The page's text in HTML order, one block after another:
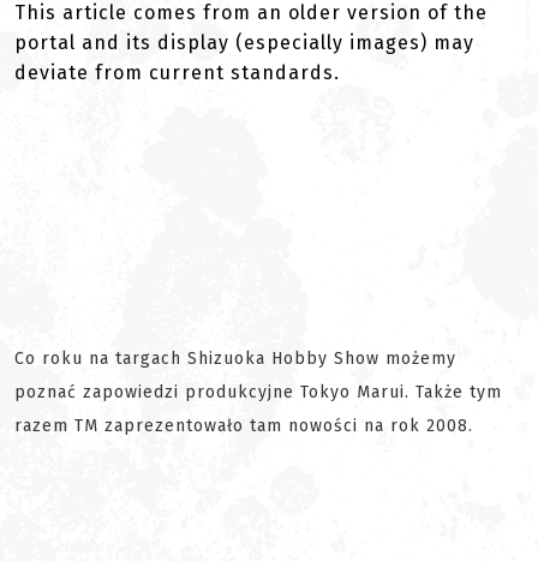
This article comes from an older version of the
portal and its display (especially images) may
deviate from current standards.
Co roku na targach Shizuoka Hobby Show możemy
poznać zapowiedzi produkcyjne Tokyo Marui. Także tym
razem TM zaprezentowało tam nowości na rok 2008.